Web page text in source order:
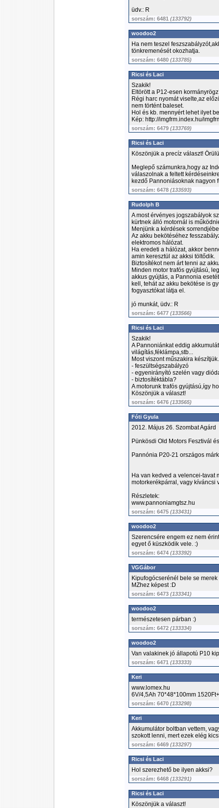
üdv.: R
sorszám: 6481 (133792)
woodoo2
Ha nem teszel
tönkremenését okozhatja.
sorszám: 6480 (133785)
Ricsi és Laci
Szakik!
Eltörött a P12-esen
Régi harc nyomát viselte,az
nem történt baleset.
Hol és kb. mennyért lehet ilyet
Kép: http://imgfrm.index.hu/
sorszám: 6479 (133769)
Ricsi és Laci
Köszönjük a precíz választ!
Meglepő számunkra,hogy az
válaszolnak a feltett
kezdő Pannoniásoknak nagyon
sorszám: 6478 (133593)
Rudolph B
A most érvényes jogszabályok
kürtnek álló motornál is
Menjünk a kérdések
Az akku bekötéséhez
elektromos hálózat.
Ha eredeti a hálózat, akkor
amin keresztül az akksi töltődik.
Biztosítékot nem árt tenni az
Minden motor trafós gyújtású,
akkus gyújtás, a Pannonia
kell, tehát az akku bekötése is
fogyasztókat látja el.
jó munkát, üdv.: R
sorszám: 6477 (133566)
Ricsi és Laci
Szakik!
A Pannoniánkat eddig
világítás,féklámpa,stb...
Most viszont műszakira
- feszültségszabályzó
- egyenirányító szelén vagy
- biztosítéktábla?
A motorunk trafós gyújtású,így
Köszönjük a választ!
sorszám: 6476 (133565)
Fóti Gyula
2012. Május 26. Szombat Agárd
Pünkösdi Old Motors Fesztivál és
Pannónia P20-21 országos
Ha van kedved a velencei-tavat
motorkerékpárral, vagy kíváncsi
Részletek:
www.pannoniamgtsz.hu
sorszám: 6475 (133431)
woodoo2
Szerencsére engem ez nem
egyet ő küszködik vele. :)
sorszám: 6474 (133392)
VGGábor
Kipufogócserénél bele se
MZhez képest :D
sorszám: 6473 (133341)
woodoo2
természetesen párban :)
sorszám: 6472 (133334)
woodoo2
Van valakinek jó állapotú P10
sorszám: 6471 (133333)
Keri
www.lomex.hu
6V/4,5Ah 70*48*100mm
sorszám: 6470 (133298)
Keri
Akkumulátor boltban vettem,
szokott lenni, mert ezek elég
sorszám: 6469 (133297)
Ricsi és Laci
Hol szerezhető be ilyen akksi?
sorszám: 6468 (133291)
Ricsi és Laci
Köszönjük a választ!